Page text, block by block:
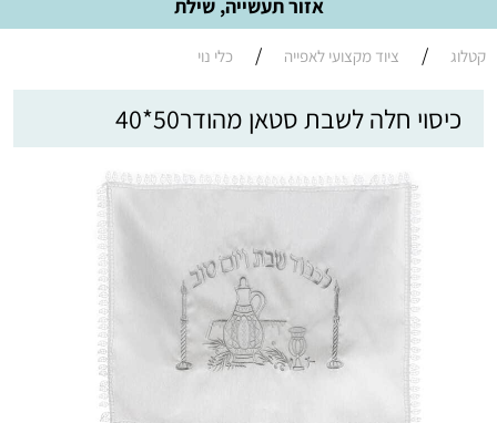
אזור תעשייה, שילת
קטלוג / ציוד מקצועי לאפייה / כלי נוי
כיסוי חלה לשבת סטאן מהודר50*40